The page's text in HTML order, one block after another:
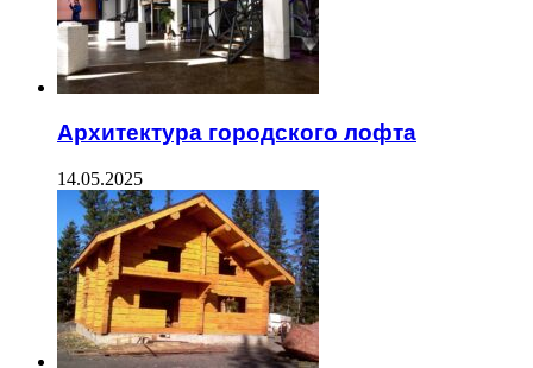
Архитектура городского лофта
14.05.2025